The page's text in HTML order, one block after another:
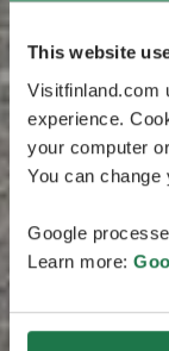
This website
Visitfinland.com
experience.
your computer
You can change
Google
Learn more: